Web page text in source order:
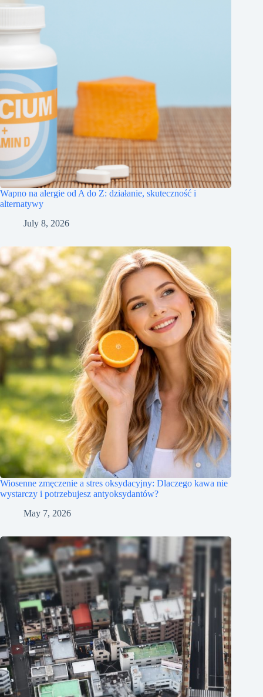
Wapno na alergie od A do Z: działanie, skuteczność i
alternatywy
July 8, 2026
Wiosenne zmęczenie a stres oksydacyjny: Dlaczego kawa nie
wystarczy i potrzebujesz antyoksydantów?
May 7, 2026